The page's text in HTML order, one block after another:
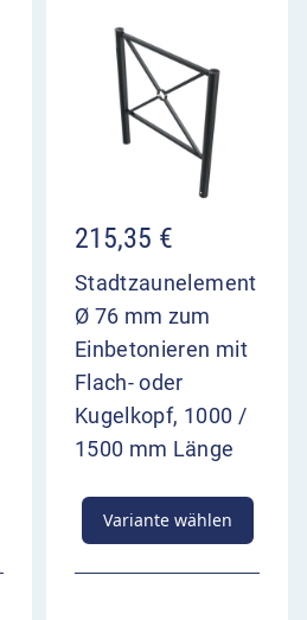
215,35 €
Stadtzaunelement
Ø 76 mm zum
Einbetonieren mit
Flach- oder
Kugelkopf, 1000 /
1500 mm Länge
Variante wählen